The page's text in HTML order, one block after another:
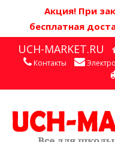
Акция! При
бесплатная
UCH-MARKET.RU
Контакты